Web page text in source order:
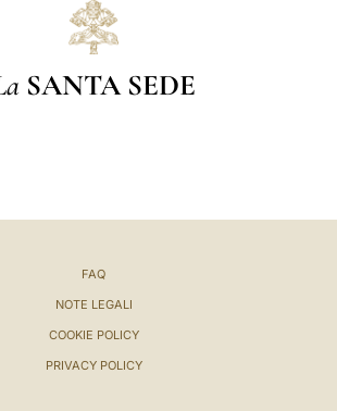
SANTA SEDE
FAQ
NOTE LEGALI
COOKIE POLICY
PRIVACY POLICY